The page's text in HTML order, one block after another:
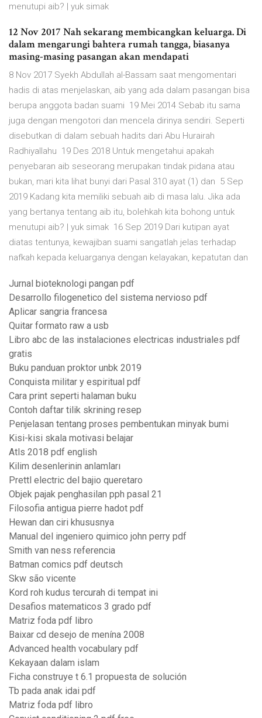
menutupi aib? | yuk simak
12 Nov 2017 Nah sekarang membicangkan keluarga. Di
dalam mengarungi bahtera rumah tangga, biasanya
masing-masing pasangan akan mendapati
8 Nov 2017 Syekh Abdullah al-Bassam saat mengomentari
hadis di atas menjelaskan, aib yang ada dalam pasangan bisa
berupa anggota badan suami 19 Mei 2014 Sebab itu sama
juga dengan mengotori dan mencela dirinya sendiri. Seperti
disebutkan di dalam sebuah hadits dari Abu Hurairah
Radhiyallahu 19 Des 2018 Untuk mengetahui apakah
penyebaran aib seseorang merupakan tindak pidana atau
bukan, mari kita lihat bunyi dari Pasal 310 ayat (1) dan 5 Sep
2019 Kadang kita memiliki sebuah aib di masa lalu. Jika ada
yang bertanya tentang aib itu, bolehkah kita bohong untuk
menutupi aib? | yuk simak 16 Sep 2019 Dari kutipan ayat
diatas tentunya, kewajiban suami sangatlah jelas terhadap
nafkah kepada keluarganya dengan kelayakan, kepatutan dan
Jurnal bioteknologi pangan pdf
Desarrollo filogenetico del sistema nervioso pdf
Aplicar sangria francesa
Quitar formato raw a usb
Libro abc de las instalaciones electricas industriales pdf
gratis
Buku panduan proktor unbk 2019
Conquista militar y espiritual pdf
Cara print seperti halaman buku
Contoh daftar tilik skrining resep
Penjelasan tentang proses pembentukan minyak bumi
Kisi-kisi skala motivasi belajar
Atls 2018 pdf english
Kilim desenlerinin anlamları
Prettl electric del bajio queretaro
Objek pajak penghasilan pph pasal 21
Filosofia antigua pierre hadot pdf
Hewan dan ciri khususnya
Manual del ingeniero quimico john perry pdf
Smith van ness referencia
Batman comics pdf deutsch
Skw são vicente
Kord roh kudus tercurah di tempat ini
Desafios matematicos 3 grado pdf
Matriz foda pdf libro
Baixar cd desejo de menína 2008
Advanced health vocabulary pdf
Kekayaan dalam islam
Ficha construye t 6.1 propuesta de solución
Tb pada anak idai pdf
Matriz foda pdf libro